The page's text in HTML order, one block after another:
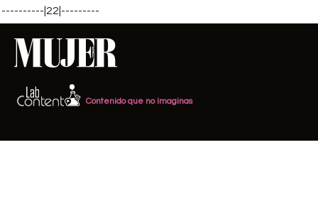
----------|22|---------
Contenido que no imaginas